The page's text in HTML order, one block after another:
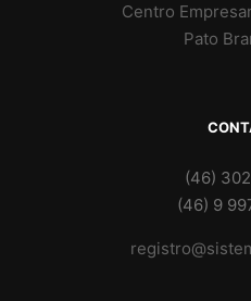
Centro
Pato
(46)
(46) 9